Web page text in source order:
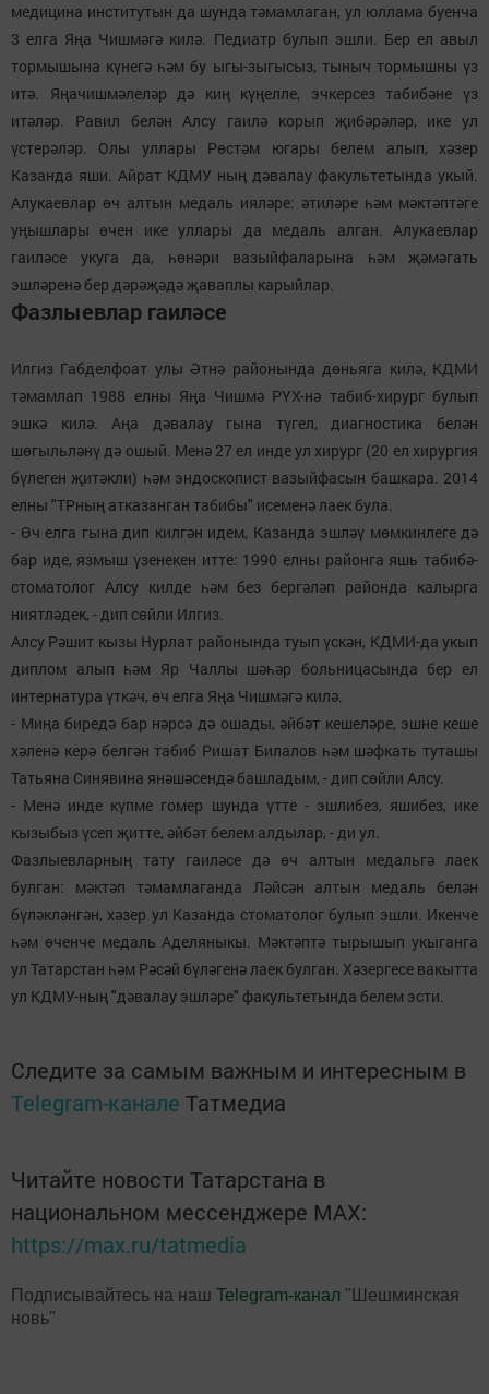
медицина институтын да шунда тәмамлаган, ул юллама буенча
3 елга Яңа Чишмәгә килә. Педиатр булып эшли. Бер ел авыл
тормышына күнегә һәм бу ыгы-зыгысыз, тыныч тормышны үз
итә. Яңачишмәлеләр дә киң күңелле, эчкерсез табибәне үз
итәләр. Равил белән Алсу гаилә корып җибәрәләр, ике ул
үстерәләр. Олы уллары Рөстәм югары белем алып, хәзер
Казанда яши. Айрат КДМУ ның дәвалау факультетында укый.
Алукаевлар өч алтын медаль ияләре: әтиләре һәм мәктәптәге
уңышлары өчен ике уллары да медаль алган. Алукаевлар
гаиләсе укуга да, һөнәри вазыйфаларына һәм җәмәгать
эшләренә бер дәрәҗәдә җаваплы карыйлар.
Фазлыевлар гаиләсе
Илгиз Габделфоат улы Әтнә районында дөньяга килә, КДМИ
тәмамлап 1988 елны Яңа Чишмә РҮХ-нә табиб-хирург булып
эшкә килә. Аңа дәвалау гына түгел, диагностика белән
шөгыльләнү дә ошый. Менә 27 ел инде ул хирург (20 ел хирургия
бүлеген җитәкли) һәм эндоскопист вазыйфасын башкара. 2014
елны "ТРның атказанган табибы" исеменә лаек була.
- Өч елга гына дип килгән идем, Казанда эшләү мөмкинлеге дә
бар иде, язмыш үзенекен итте: 1990 елны районга яшь табибә-
стоматолог Алсу килде һәм без бергәләп районда калырга
ниятләдек, - дип сөйли Илгиз.
Алсу Рәшит кызы Нурлат районында туып үскән, КДМИ-да укып
диплом алып һәм Яр Чаллы шәһәр больницасында бер ел
интернатура үткәч, өч елга Яңа Чишмәгә килә.
- Миңа биредә бар нәрсә дә ошады, әйбәт кешеләре, эшне кеше
хәленә керә белгән табиб Ришат Билалов һәм шәфкать туташы
Татьяна Синявина янәшәсендә башладым, - дип сөйли Алсу.
- Менә инде күпме гомер шунда үтте - эшлибез, яшибез, ике
кызыбыз үсеп җитте, әйбәт белем алдылар, - ди ул.
Фазлыевларның тату гаиләсе дә өч алтын медальгә лаек
булган: мәктәп тәмамлаганда Ләйсән алтын медаль белән
бүләкләнгән, хәзер ул Казанда стоматолог булып эшли. Икенче
һәм өченче медаль Аделяныкы. Мәктәптә тырышып укыганга
ул Татарстан һәм Рәсәй бүләгенә лаек булган. Хәзергесе вакытта
ул КДМУ-ның "дәвалау эшләре" факультетында белем эсти.
Следите за самым важным и интересным в
Telegram-канале Татмедиа
Читайте новости Татарстана в
национальном мессенджере MАХ:
https://max.ru/tatmedia
Подписывайтесь на наш Telegram-канал "Шешминская
новь"